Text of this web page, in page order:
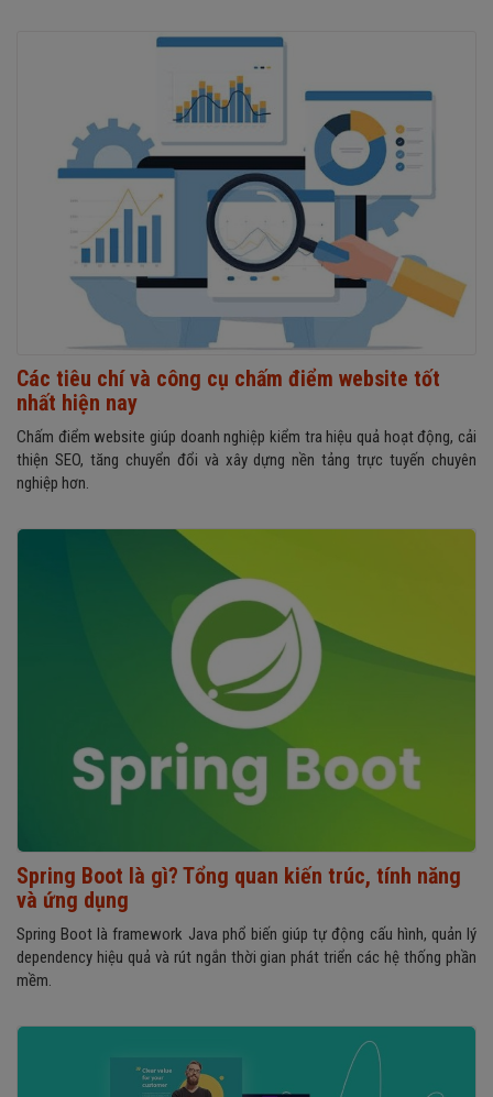
Các tiêu chí và công cụ chấm điểm website tốt
nhất hiện nay
Chấm điểm website giúp doanh nghiệp kiểm tra hiệu quả hoạt động, cải
thiện SEO, tăng chuyển đổi và xây dựng nền tảng trực tuyến chuyên
nghiệp hơn.
Spring Boot là gì? Tổng quan kiến trúc, tính năng
và ứng dụng
Spring Boot là framework Java phổ biến giúp tự động cấu hình, quản lý
dependency hiệu quả và rút ngắn thời gian phát triển các hệ thống phần
mềm.